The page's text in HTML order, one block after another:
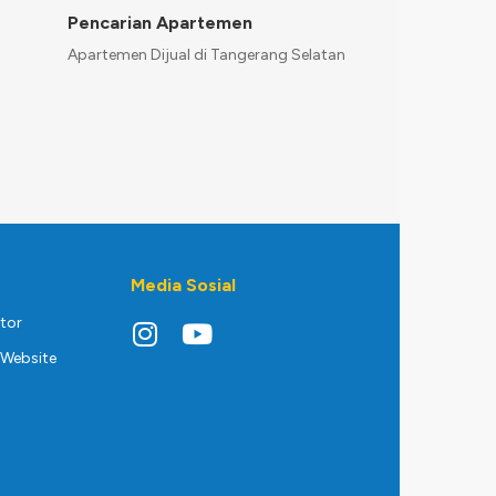
Pencarian Apartemen
Apartemen Dijual di Tangerang Selatan
Media Sosial